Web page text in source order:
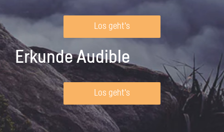
Los geht's
Erkunde Audible
Los geht's